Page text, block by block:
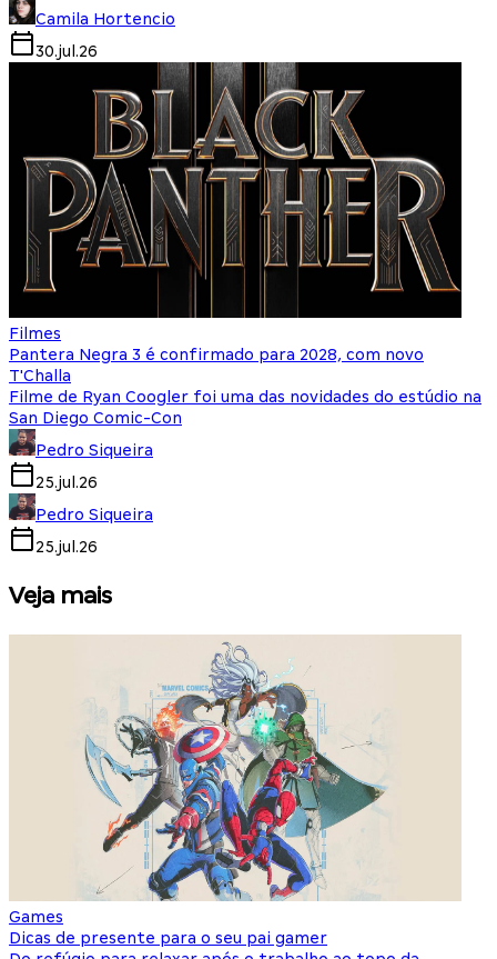
Camila Hortencio
30.jul.26
Filmes
Pantera Negra 3 é confirmado para 2028, com novo
T'Challa
Filme de Ryan Coogler foi uma das novidades do estúdio na
San Diego Comic-Con
Pedro Siqueira
25.jul.26
Pedro Siqueira
25.jul.26
Veja mais
Games
Dicas de presente para o seu pai gamer